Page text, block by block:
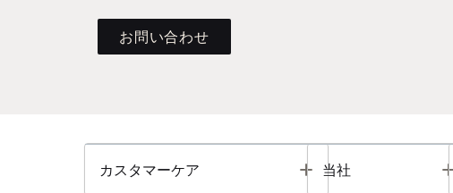
お問い合わせ
カスタマーケア Toggle
当社